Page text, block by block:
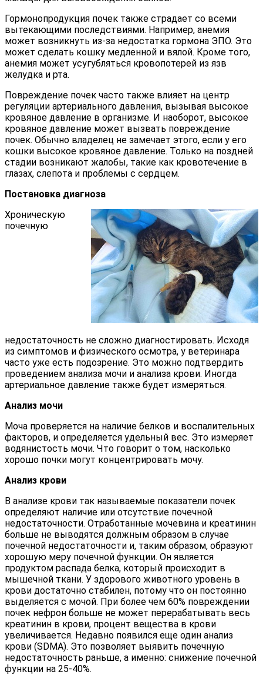
Гормонопродукция почек также страдает со всеми
вытекающими последствиями. Например, анемия
может возникнуть из-за недостатка гормона ЭПО. Это
может сделать кошку медленной и вялой. Кроме того,
анемия может усугубляться кровопотерей из язв
желудка и рта.
Повреждение почек часто также влияет на центр
регуляции артериального давления, вызывая высокое
кровяное давление в организме. И наоборот, высокое
кровяное давление может вызвать повреждение
почек. Обычно владелец не замечает этого, если у его
кошки высокое кровяное давление. Только на поздней
стадии возникают жалобы, такие как кровотечение в
глазах, слепота и проблемы с сердцем.
Постановка диагноза
Хроническую
почечную
недостаточность не сложно диагностировать. Исходя
из симптомов и физического осмотра, у ветеринара
часто уже есть подозрение. Это можно подтвердить
проведением анализа мочи и анализа крови. Иногда
артериальное давление также будет измеряться.
Анализ мочи
Моча проверяется на наличие белков и воспалительных
факторов, и определяется удельный вес. Это измеряет
водянистость мочи. Что говорит о том, насколько
хорошо почки могут концентрировать мочу.
Анализ крови
В анализе крови так называемые показатели почек
определяют наличие или отсутствие почечной
недостаточности. Отработанные мочевина и креатинин
больше не выводятся должным образом в случае
почечной недостаточности и, таким образом, образуют
хорошую меру почечной функции. Он является
продуктом распада белка, который происходит в
мышечной ткани. У здорового животного уровень в
крови достаточно стабилен, потому что он постоянно
выделяется с мочой. При более чем 60% повреждении
почек нефрон больше не может перерабатывать весь
креатинин в крови, процент вещества в крови
увеличивается. Недавно появился еще один анализ
крови (SDMA). Это позволяет выявить почечную
недостаточность раньше, а именно: снижение почечной
функции на 25-40%.